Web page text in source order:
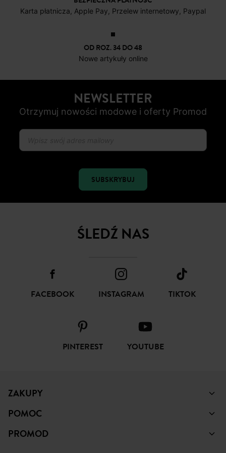
Karta płatnicza, Apple Pay, Przelew internetowy, Paypal
OD ROZ. 34 DO 48
Nowe artykuły online
NEWSLETTER
Otrzymuj nowości modowe i oferty Promod
SUBSKRYBUJ
ŚLEDŹ NAS
FACEBOOK INSTAGRAM TIKTOK
PINTEREST YOUTUBE
ZAKUPY
POMOC
PROMOD